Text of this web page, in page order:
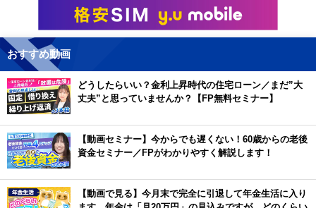
おすすめ動画
どうしたらいい？金利上昇時代の住宅ローン／まだ”大
丈夫”と思っていませんか？【FP無料セミナー】
【動画セミナー】今からでも遅くない！60歳からの老後
資金セミナー／FPがわかりやすく解説します！
【動画で見る】今月末で完全に引退して年金生活に入り